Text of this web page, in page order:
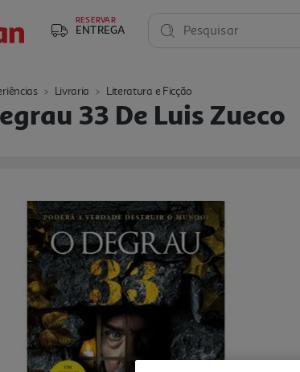
RESERVAR
ENTREGA Pesquisar
Livraria Literatura e Ficção
33 De Luis Zueco